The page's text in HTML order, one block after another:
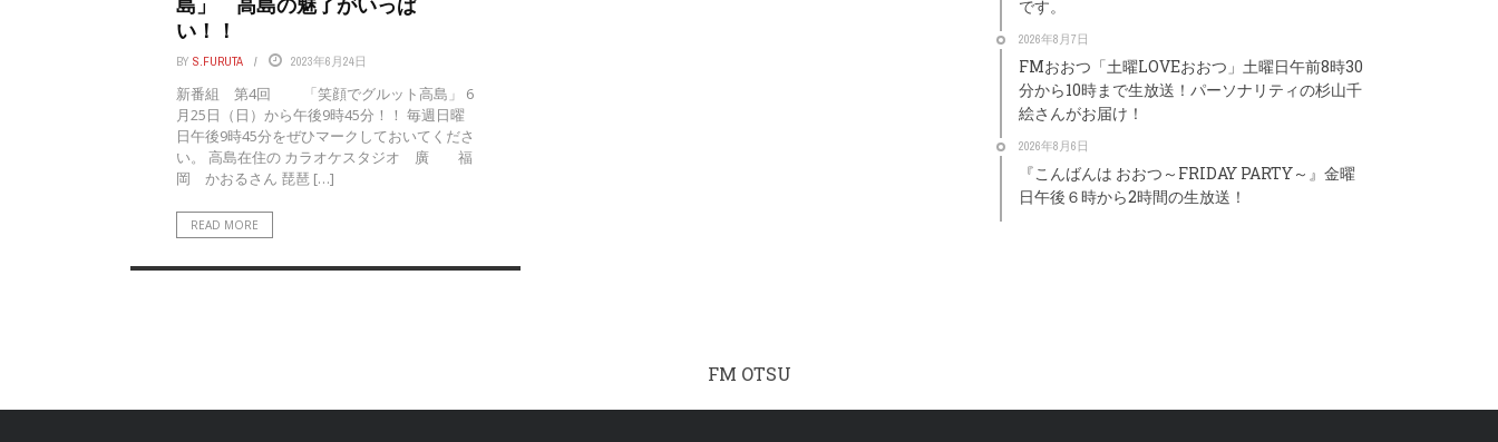
い！！
BY S.FURUTA 2023年6月24日
新番組 第4回 「笑顔でグルット高島」 6
月25日（日）から午後9時45分！！ 毎週日曜
日午後9時45分をぜひマークしておいてくださ
い。 高島在住の カラオケスタジオ 廣 福
岡 かおるさん 琵琶 […]
READ MORE
です。
2026年8月7日
FMおおつ「土曜LOVEおおつ」土曜日午前8時30
分から10時まで生放送！パーソナリティの杉山千
絵さんがお届け！
2026年8月6日
『こんばんは おおつ～FRIDAY PARTY～』金曜
日午後６時から2時間の生放送！
FM OTSU